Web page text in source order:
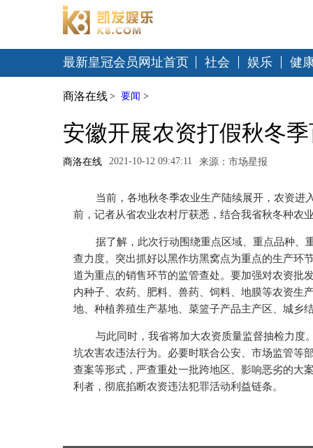
最新皇冠会员网址首页 社会 娱乐 健
商洛在线 > 要闻 >
安徽开展农资打假秋冬
商洛在线 2021-10-12 09:47:11 来源：市场星报
当前，各地秋冬季农业生产陆续展开，农资进
前，记者从省农业农村厅获悉，结合我省秋冬种农
据了解，此次行动围绕重点区域、重点品种、
查力度。突出抓好以黑作坊黑窝点为重点的生产环
道为重点的销售环节的监管查处。要加强对农资批
内种子、农药、肥料、兽药、饲料、地膜等农资生
地、种植养殖生产基地、菜篮子产品主产区、城乡
与此同时，我省将加大农资质量监督抽检力度
坑农害农违法行为。必要时联合公安、市场监管等
查案等形式，严查重处一批跨地区、影响恶劣的大
利者，彻底掐断农资违法犯罪活动利益链条。